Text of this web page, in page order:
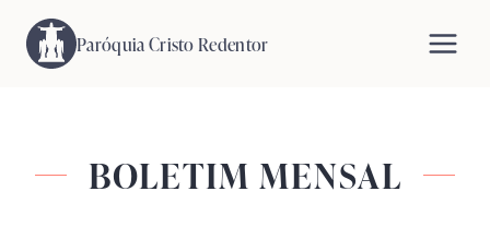
para
Paróquia Cristo Redentor
BOLETIM MENSAL